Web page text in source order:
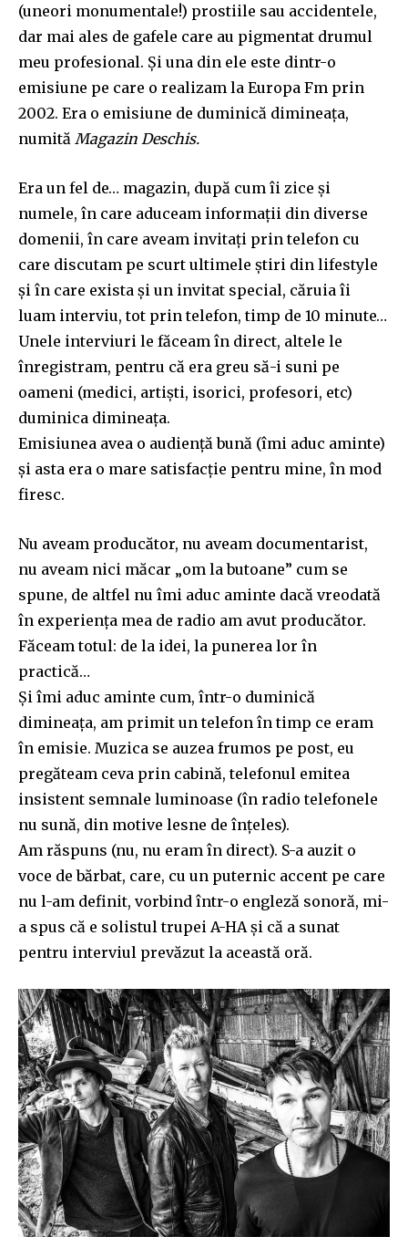
(uneori monumentale!) prostiile sau accidentele,
dar mai ales de gafele care au pigmentat drumul
meu profesional. Și una din ele este dintr-o
emisiune pe care o realizam la Europa Fm prin
2002. Era o emisiune de duminică dimineața,
numită Magazin Deschis.
Era un fel de… magazin, după cum îi zice și
numele, în care aduceam informații din diverse
domenii, în care aveam invitați prin telefon cu
care discutam pe scurt ultimele știri din lifestyle
și în care exista și un invitat special, căruia îi
luam interviu, tot prin telefon, timp de 10 minute…
Unele interviuri le făceam în direct, altele le
înregistram, pentru că era greu să-i suni pe
oameni (medici, artiști, isorici, profesori, etc)
duminica dimineața.
Emisiunea avea o audiență bună (îmi aduc aminte)
și asta era o mare satisfacție pentru mine, în mod
firesc.
Nu aveam producător, nu aveam documentarist,
nu aveam nici măcar „om la butoane” cum se
spune, de altfel nu îmi aduc aminte dacă vreodată
în experiența mea de radio am avut producător.
Făceam totul: de la idei, la punerea lor în
practică…
Și îmi aduc aminte cum, într-o duminică
dimineața, am primit un telefon în timp ce eram
în emisie. Muzica se auzea frumos pe post, eu
pregăteam ceva prin cabină, telefonul emitea
insistent semnale luminoase (în radio telefonele
nu sună, din motive lesne de înțeles).
Am răspuns (nu, nu eram în direct). S-a auzit o
voce de bărbat, care, cu un puternic accent pe care
nu l-am definit, vorbind într-o engleză sonoră, mi-
a spus că e solistul trupei A-HA și că a sunat
pentru interviul prevăzut la această oră.